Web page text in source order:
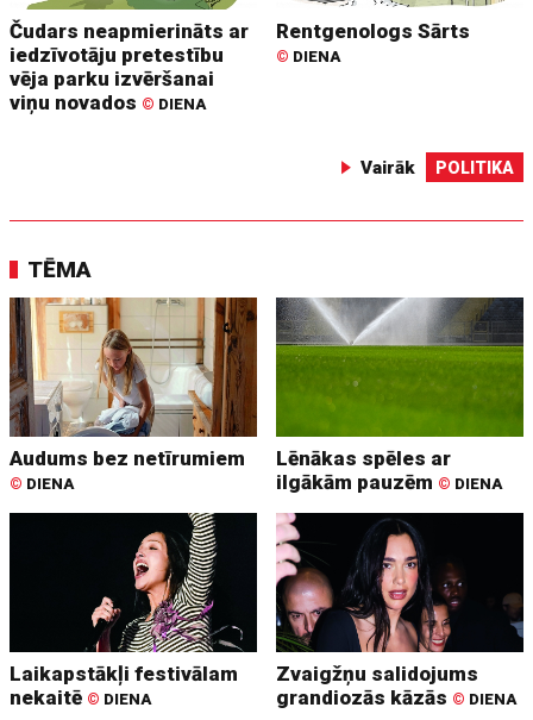
Čudars neapmierināts ar
iedzīvotāju pretestību
vēja parku izvēršanai
viņu novados © DIENA
Rentgenologs Sārts
© DIENA
Vairāk POLITIKA
TĒMA
Audums bez netīrumiem
© DIENA
Lēnākas spēles ar
ilgākām pauzēm © DIENA
Laikapstākļi festivālam
nekaitē © DIENA
Zvaigžņu salidojums
grandiozās kāzās © DIENA